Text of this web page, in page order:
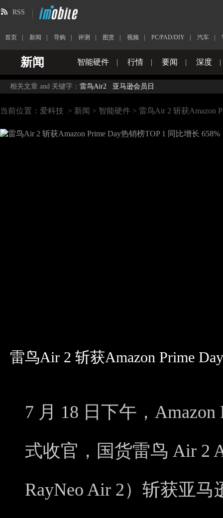
RSS
首页 新闻 导购 评测 图赏 视频 PC/PAD/DIY 汽车
新闻 智能硬件 | 行情 | 要闻 | 深度 |
相关文章 and 关键字： 雷鸟Air2 亚马逊会员日
当前位置： 爱科技 > 新闻 > 智能硬件 > 雷鸟Air 2 斩获Amazon
雷鸟Air 2 斩获Amazon Prime
7 月 18 日下午，
式收官，国货雷鸟 Air 2
RayNeo Air 2）斩获亚